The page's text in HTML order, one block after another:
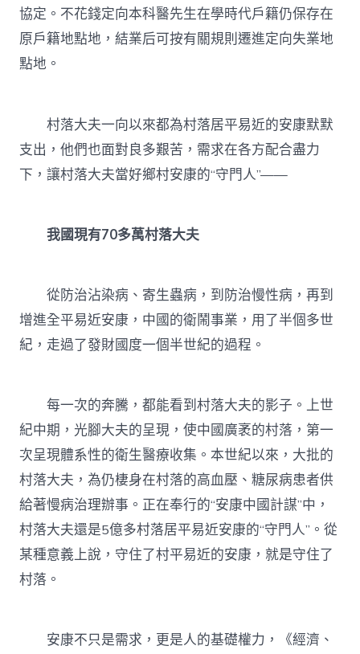
協定。不花錢定向本科醫先生在學時代戶籍仍保存在
原戶籍地點地，結業后可按有關規則遷進定向失業地
點地。
村落大夫一向以來都為村落居平易近的安康默默
支出，他們也面對良多艱苦，需求在各方配合盡力
下，讓村落大夫當好鄉村安康的“守門人”——
我國現有70多萬村落大夫
從防治沾染病、寄生蟲病，到防治慢性病，再到
增進全平易近安康，中國的衛鬧事業，用了半個多世
紀，走過了發財國度一個半世紀的過程。
每一次的奔騰，都能看到村落大夫的影子。上世
紀中期，光腳大夫的呈現，使中國廣袤的村落，第一
次呈現體系性的衛生醫療收集。本世紀以來，大批的
村落大夫，為仍棲身在村落的高血壓、糖尿病患者供
給著慢病治理辦事。正在奉行的“安康中國計謀”中，
村落大夫還是5億多村落居平易近安康的“守門人”。從
某種意義上說，守住了村平易近的安康，就是守住了
村落。
安康不只是需求，更是人的基礎權力，《經濟、